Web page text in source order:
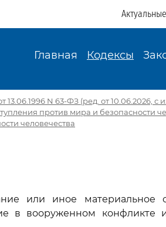
Главная Кодексы
N 63-ФЗ (ред. от 10.06.2026, с
против мира и безопасности
человечества
или иное материальное
в вооруженном конфликте